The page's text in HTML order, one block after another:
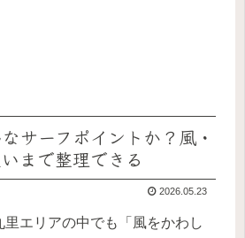
サーフポイントか？風・
まで整理できる
2026.05.23
里エリアの中でも「風をかわし